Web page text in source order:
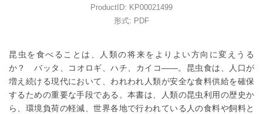
ProductID: KP00021499
形式: PDF
昆虫を食べることは、人類の将来をよりよい方向に変えうる
か？ バッタ、コオロギ、ハチ、カイコ――。昆虫食は、人口が
増え続ける現代において、われわれ人類が安全な食料供給を確保
するための重要な手段である。本書は、人類の昆虫利用の歴史か
ら、環境負荷の軽減、世界各地で行われている人の食料や飼料と